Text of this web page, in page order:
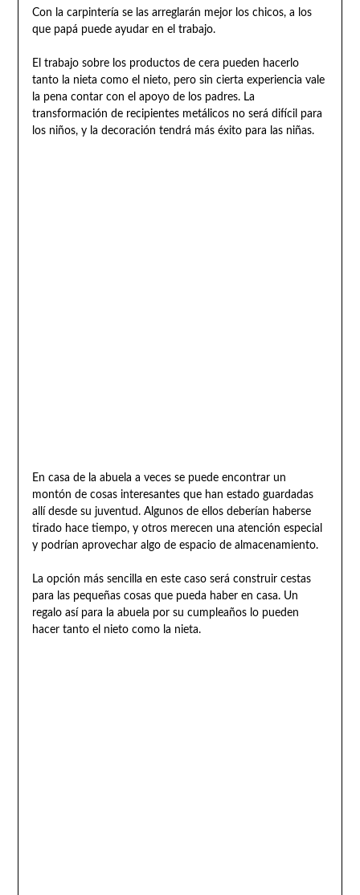
Con la carpintería se las arreglarán mejor los chicos, a los
que papá puede ayudar en el trabajo.
El trabajo sobre los productos de cera pueden hacerlo
tanto la nieta como el nieto, pero sin cierta experiencia vale
la pena contar con el apoyo de los padres. La
transformación de recipientes metálicos no será difícil para
los niños, y la decoración tendrá más éxito para las niñas.
En casa de la abuela a veces se puede encontrar un
montón de cosas interesantes que han estado guardadas
allí desde su juventud. Algunos de ellos deberían haberse
tirado hace tiempo, y otros merecen una atención especial
y podrían aprovechar algo de espacio de almacenamiento.
La opción más sencilla en este caso será construir cestas
para las pequeñas cosas que pueda haber en casa. Un
regalo así para la abuela por su cumpleaños lo pueden
hacer tanto el nieto como la nieta.